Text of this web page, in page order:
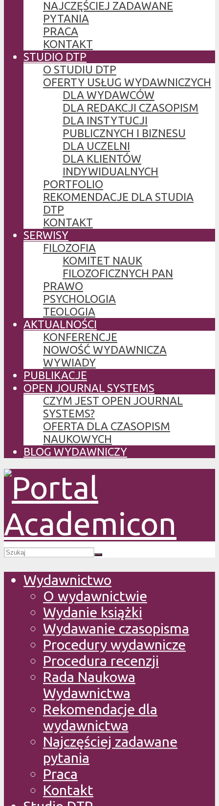
NAJCZĘŚCIEJ ZADAWANE
PYTANIA
PRACA
KONTAKT
STUDIO DTP
O STUDIU DTP
OFERTY USŁUG WYDAWNICZYCH
DLA WYDAWCÓW
DLA REDAKCJI CZASOPISM
DLA INSTYTUCJI
PUBLICZNYCH I BIZNESU
DLA UCZELNI
DLA KLIENTÓW
INDYWIDUALNYCH
PORTFOLIO
REKOMENDACJE DLA STUDIA
DTP
KONTAKT
SERWISY
FILOZOFIA
KOMITET NAUK
FILOZOFICZNYCH PAN
PRAWO
PSYCHOLOGIA
TEOLOGIA
AKTUALNOŚCI
KONFERENCJE
NOWOŚĆ WYDAWNICZA
WYWIADY
PUBLIKACJE
OPEN JOURNAL SYSTEMS
CZYM JEST OPEN JOURNAL
SYSTEMS?
OFERTA DLA CZASOPISM
NAUKOWYCH
BLOG WYDAWNICZY
Wydawnictwo
O wydawnictwie
Wydanie książki
Wydawanie czasopisma
Procedury wydawnicze
Procedura recenzji
Rada Naukowa
Wydawnictwa
Rekomendacje dla
wydawnictwa
Najczęściej zadawane
pytania
Praca
Kontakt